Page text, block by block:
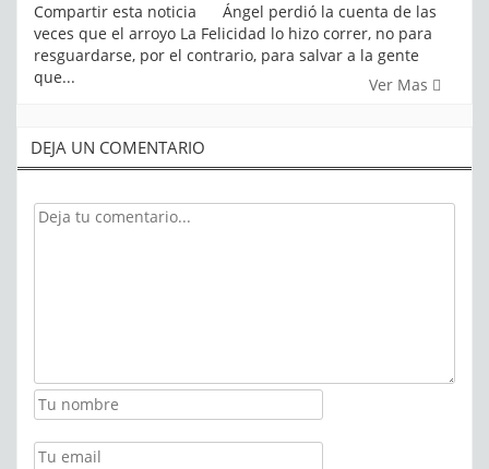
Compartir esta noticia Ángel perdió la cuenta de las
veces que el arroyo La Felicidad lo hizo correr, no para
resguardarse, por el contrario, para salvar a la gente
que...
Ver Mas
DEJA UN COMENTARIO